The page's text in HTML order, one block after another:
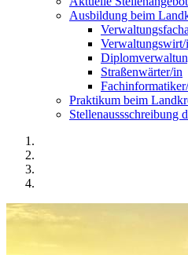
Ausbildung beim
Verwaltungswirt/
Straßenwärter/in
Praktikum beim
Stellenaussschreibung